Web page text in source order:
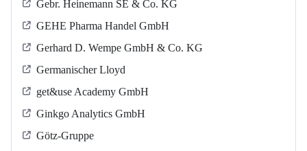
Gebr. Heinemann SE & Co. KG
GEHE Pharma Handel GmbH
Gerhard D. Wempe GmbH & Co. KG
Germanischer Lloyd
get&use Academy GmbH
Ginkgo Analytics GmbH
Götz-Gruppe